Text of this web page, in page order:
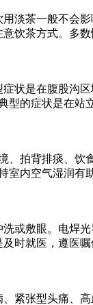
淡茶一般不会
饮茶方式。多
状是在腹股沟
型的症状是在
、拍背排痰、
室内空气湿润有
或敷眼。电焊
时就医，遵医
紧张型头痛、